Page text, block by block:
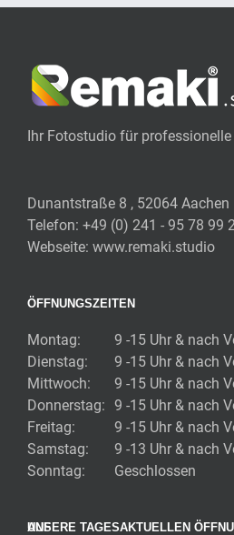
Ihr Fotostudio für
Dunantstraße 8 , 52064 Aachen
Telefon: +49 (0) 241 - 95 78 99
Webseite: www.remaki.studio
ÖFFNUNGSZEITEN
Montag:
Dienstag:
Mittwoch:
Donnerstag:
Freitag:
Samstag:
Sonntag:
9 -15 Uhr & nach
9 -15 Uhr & nach
9 -15 Uhr & nach
9 -15 Uhr & nach
9 -15 Uhr & nach
9 -13 Uhr & nach
Geschlossen
UNSERE TAGESAKTUELLEN ÖFFNUNGSZEITEN FINDEN SIE AUF